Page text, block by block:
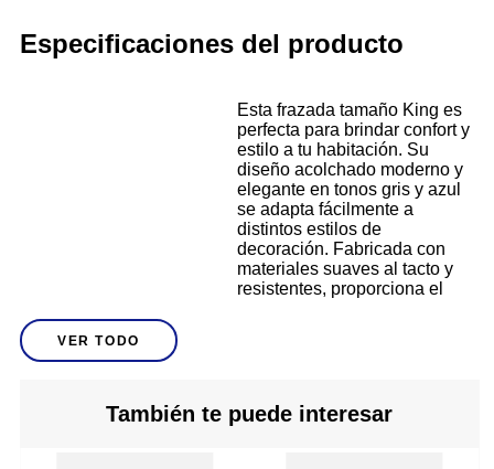
Especificaciones del producto
Descripción
Esta frazada tamaño King es
perfecta para brindar confort y
estilo a tu habitación. Su
diseño acolchado moderno y
elegante en tonos gris y azul
se adapta fácilmente a
distintos estilos de
decoración. Fabricada con
materiales suaves al tacto y
resistentes, proporciona el
Además, su mantenimiento es
sencillo, ya que puede lavarse
VER TODO
También te puede interesar